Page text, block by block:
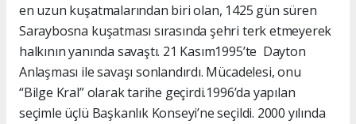
en uzun kuşatmalarından biri olan, 1425 gün süren
Saraybosna kuşatması sırasında şehri terk etmeyerek
halkının yanında savaştı. 21 Kasım1995’te Dayton
Anlaşması ile savaşı sonlandırdı. Mücadelesi, onu
“Bilge Kral” olarak tarihe geçirdi.1996’da yapılan
seçimle üçlü Başkanlık Konseyi’ne seçildi. 2000 yılında